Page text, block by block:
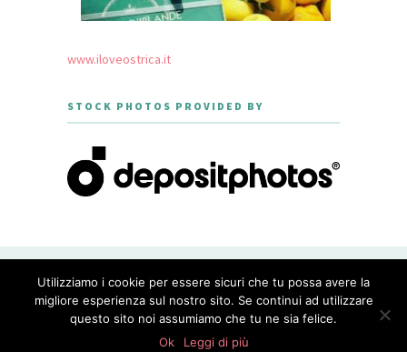
www.iloveostrica.it
STOCK PHOTOS PROVIDED BY
GOURMET - THEME DESIGNED BY
MERIDIANTHEMES
Utilizziamo i cookie per essere sicuri che tu possa avere la
migliore esperienza sul nostro sito. Se continui ad utilizzare
questo sito noi assumiamo che tu ne sia felice.
Ok
Leggi di più